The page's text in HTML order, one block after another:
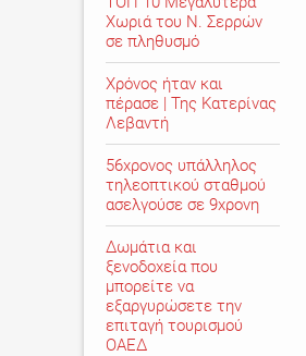
Χωριά του Ν. Σερρών
σε πληθυσμό
Χρόνος ήταν και
πέρασε | Της Κατερίνας
Λεβαντή
56χρονος υπάλληλος
τηλεοπτικού σταθμού
ασελγούσε σε 9χρονη
Δωμάτια και
ξενοδοχεία που
μπορείτε να
εξαργυρώσετε την
επιταγή τουρισμού
ΟΑΕΔ